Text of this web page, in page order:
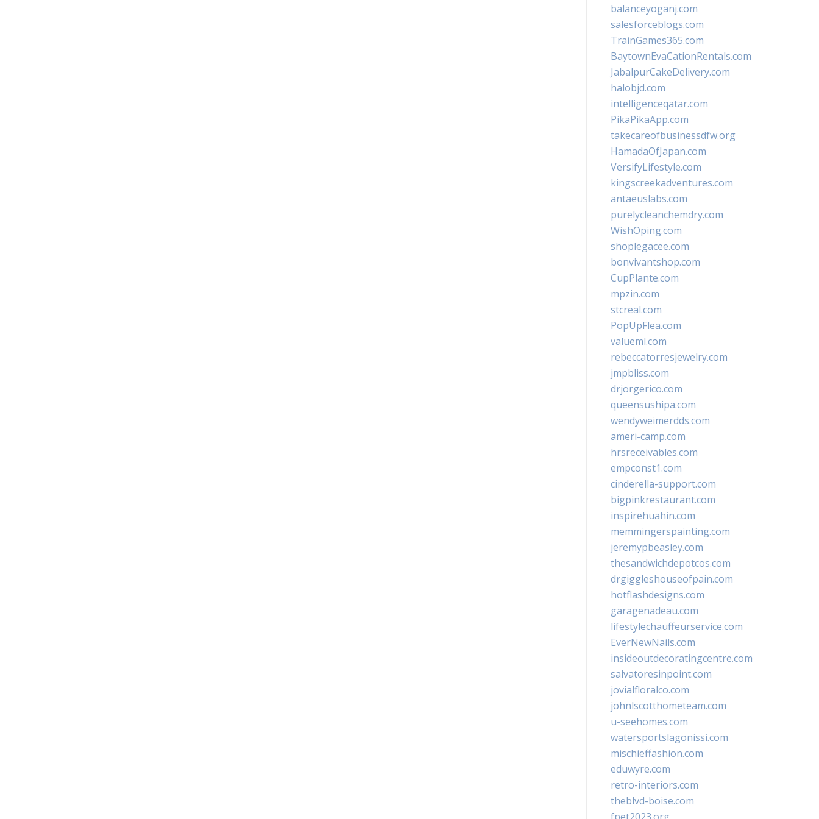
balanceyoganj.com
salesforceblogs.com
TrainGames365.com
BaytownEvaCationRentals.com
JabalpurCakeDelivery.com
halobjd.com
intelligenceqatar.com
PikaPikaApp.com
takecareofbusinessdfw.org
HamadaOfJapan.com
VersifyLifestyle.com
kingscreekadventures.com
antaeuslabs.com
purelycleanchemdry.com
WishOping.com
shoplegacee.com
bonvivantshop.com
CupPlante.com
mpzin.com
stcreal.com
PopUpFlea.com
valueml.com
rebeccatorresjewelry.com
jmpbliss.com
drjorgerico.com
queensushipa.com
wendyweimerdds.com
ameri-camp.com
hrsreceivables.com
empconst1.com
cinderella-support.com
bigpinkrestaurant.com
inspirehuahin.com
memmingerspainting.com
jeremypbeasley.com
thesandwichdepotcos.com
drgiggleshouseofpain.com
hotflashdesigns.com
garagenadeau.com
lifestylechauffeurservice.com
EverNewNails.com
insideoutdecoratingcentre.com
salvatoresinpoint.com
jovialfloralco.com
johnlscotthometeam.com
u-seehomes.com
watersportslagonissi.com
mischieffashion.com
eduwyre.com
retro-interiors.com
theblvd-boise.com